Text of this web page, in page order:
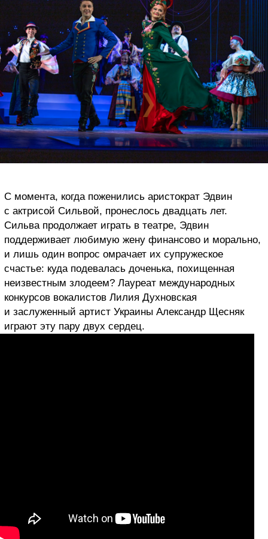
С момента, когда поженились аристократ Эдвин
с актрисой Сильвой, пронеслось двадцать лет.
Сильва продолжает играть в театре, Эдвин
поддерживает любимую жену финансово и морально,
и лишь один вопрос омрачает их супружеское
счастье: куда подевалась доченька, похищенная
неизвестным злодеем? Лауреат международных
конкурсов вокалистов Лилия Духновская
и заслуженный артист Украины Александр Щесняк
играют эту пару двух сердец.